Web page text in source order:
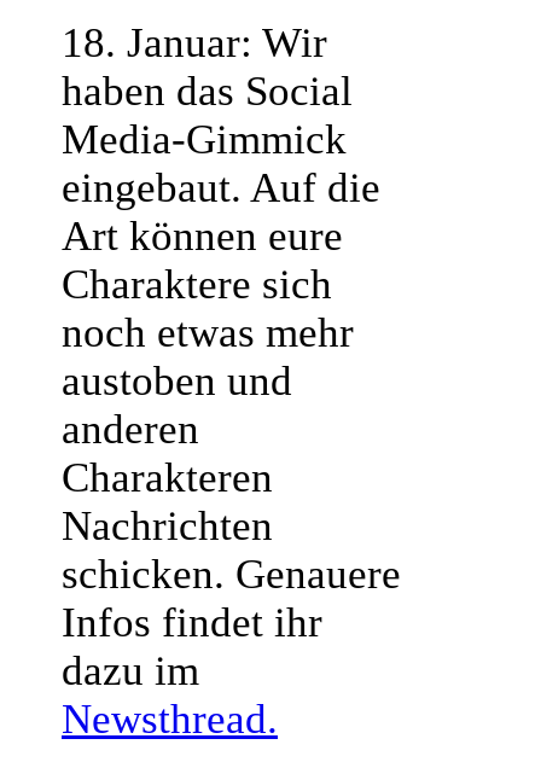
18. Januar: Wir
haben das Social
Media-Gimmick
eingebaut. Auf die
Art können eure
Charaktere sich
noch etwas mehr
austoben und
anderen
Charakteren
Nachrichten
schicken. Genauere
Infos findet ihr
dazu im
Newsthread.